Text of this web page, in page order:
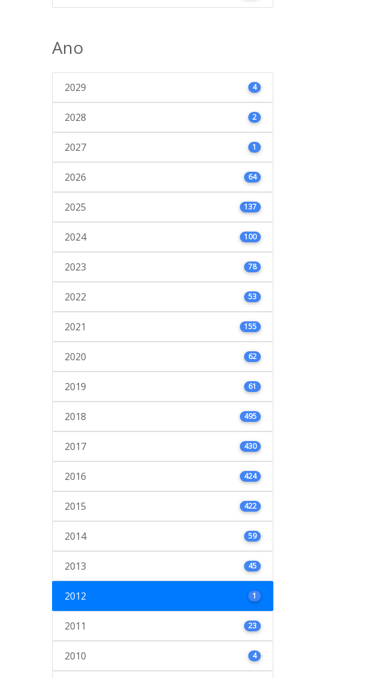
Ano
2029 4
2028 2
2027 1
2026 64
2025 137
2024 100
2023 78
2022 53
2021 155
2020 62
2019 61
2018 495
2017 430
2016 424
2015 422
2014 59
2013 45
2012 1
2011 23
2010 4